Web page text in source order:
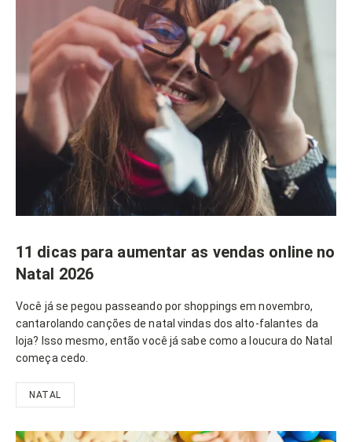
11 dicas para aumentar as vendas online no
Natal 2026
Você já se pegou passeando por shoppings em novembro,
cantarolando canções de natal vindas dos alto-falantes da
loja? Isso mesmo, então você já sabe como a loucura do Natal
começa cedo.
NATAL